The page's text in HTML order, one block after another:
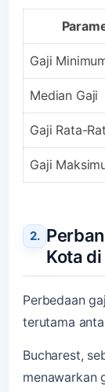
Gaji
Median Gaji
Gaji Rata-
Gaji
Kota
Perbedaan
terutama
Bucharest,
menawarkan